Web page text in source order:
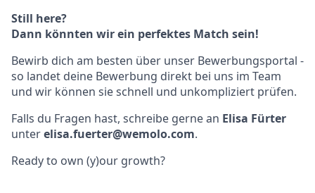
Still here?
Dann könnten wir ein perfektes Match sein!
Bewirb dich am besten über unser Bewerbungsportal -
so landet deine Bewerbung direkt bei uns im Team
und wir können sie schnell und unkompliziert prüfen.
Falls du Fragen hast, schreibe gerne an Elisa Fürter
unterelisa.fuerter@wemolo.com.
Ready to own (y)our growth?